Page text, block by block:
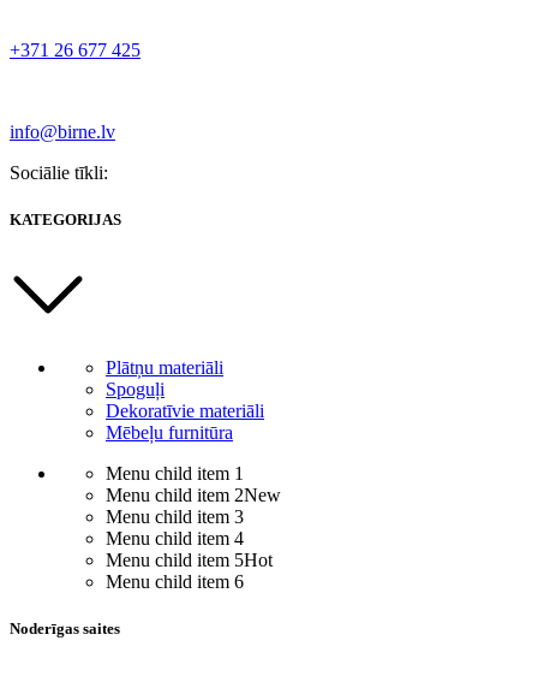
+371 26 677 425
info@birne.lv
Sociālie tīkli:
KATEGORIJAS
Plātņu materiāli
Spoguļi
Dekoratīvie materiāli
Mēbeļu furnitūra
Menu child item 1
Menu child item 2New
Menu child item 3
Menu child item 4
Menu child item 5Hot
Menu child item 6
Noderīgas saites